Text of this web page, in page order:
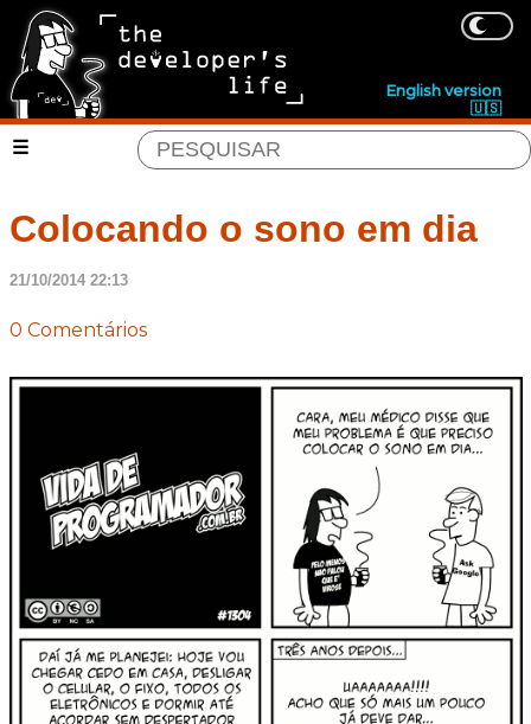
English version
🇺🇸
Colocando o sono em dia
21/10/2014 22:13
0 Comentários